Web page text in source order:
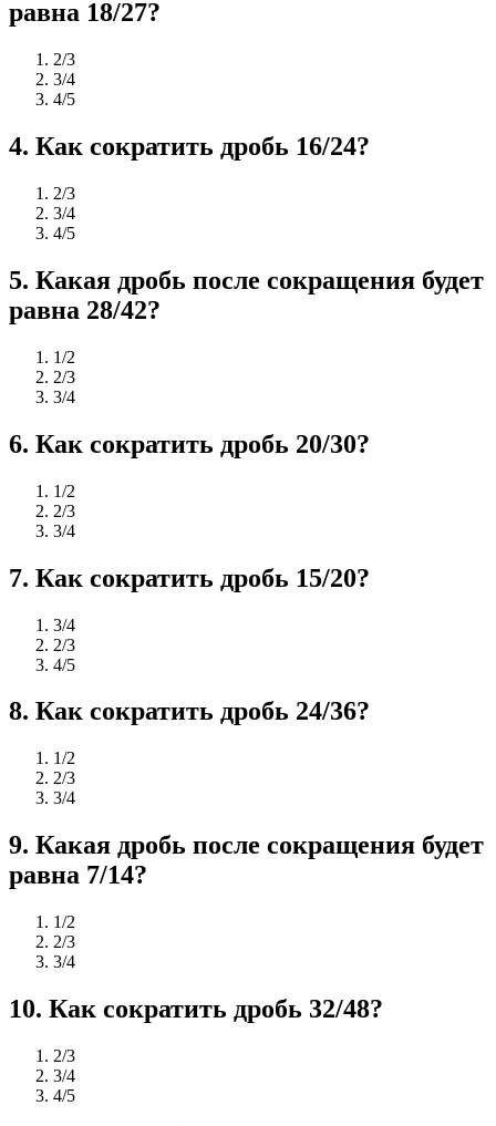
равна 18/27?
2/3
3/4
4/5
4. Как сократить дробь 16/24?
2/3
3/4
4/5
5. Какая дробь после сокращения будет
равна 28/42?
1/2
2/3
3/4
6. Как сократить дробь 20/30?
1/2
2/3
3/4
7. Как сократить дробь 15/20?
3/4
2/3
4/5
8. Как сократить дробь 24/36?
1/2
2/3
3/4
9. Какая дробь после сокращения будет
равна 7/14?
1/2
2/3
3/4
10. Как сократить дробь 32/48?
2/3
3/4
4/5